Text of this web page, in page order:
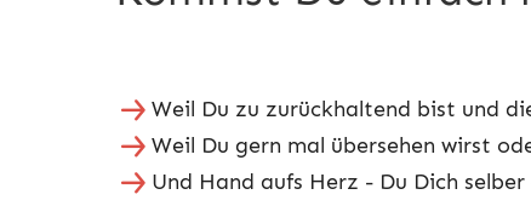
Weil Du zu zurückhaltend bist und
Weil Du gern mal übersehen wirst
Und Hand aufs Herz - Du Dich